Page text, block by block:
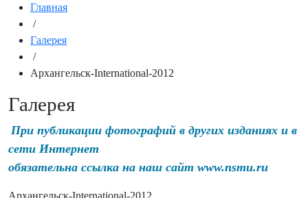
Главная
/
Галерея
/
Архангельск-International-2012
Галерея
При публикации фотографий в других изданиях и в
сети Интернет
обязательна ссылка на наш сайт www.nsmu.ru
Архангельск-International-2012